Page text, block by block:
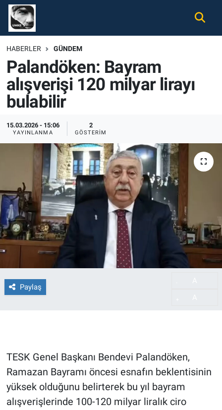
HABERLER GÜNDEM
Palandöken: Bayram
alışverişi 120 milyar lirayı
bulabilir
15.03.2026 - 15:06
YAYINLANMA
2
GÖSTERIM
Paylaş
TESK Genel Başkanı Bendevi Palandöken,
Ramazan Bayramı öncesi esnafın beklentisinin
yüksek olduğunu belirterek bu yıl bayram
alışverişlerinde 100-120 milyar liralık ciro
Gündem
Ekonomi
Spor
Tüm Haberler
İletişim
Künye
Nöbetçi Eczaneler
Hava Durumu
Namaz Vakitleri
Süper Lig Puan Durumu ve Fikstür
Tüm Manşetler
Son Dakika Haberleri
Haber Arşivi